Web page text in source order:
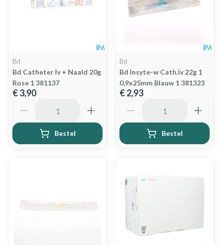
Bd
Bd Catheter Iv + Naald 20g
Rose 1 381137
€ 3,90
Bestel
Bd
Bd Insyte-w Cath.iv 22g 1
0,9x25mm Blauw 1 381323
€ 2,93
Bestel